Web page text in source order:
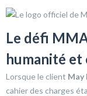
Le défi
humanité et
Lorsque le client May
cahier des charges